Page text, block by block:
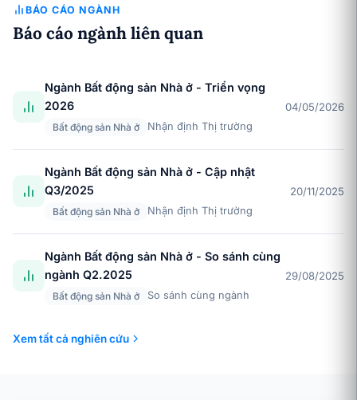
BÁO CÁO NGÀNH
Báo cáo ngành liên quan
Ngành Bất động sản Nhà ở - Triển vọng
2026
Bất động sản Nhà ở Nhận định Thị trường
04/05/2026
Ngành Bất động sản Nhà ở - Cập nhật
Q3/2025
Bất động sản Nhà ở Nhận định Thị trường
20/11/2025
Ngành Bất động sản Nhà ở - So sánh cùng
ngành Q2.2025
Bất động sản Nhà ở So sánh cùng ngành
29/08/2025
Xem tất cả nghiên cứu